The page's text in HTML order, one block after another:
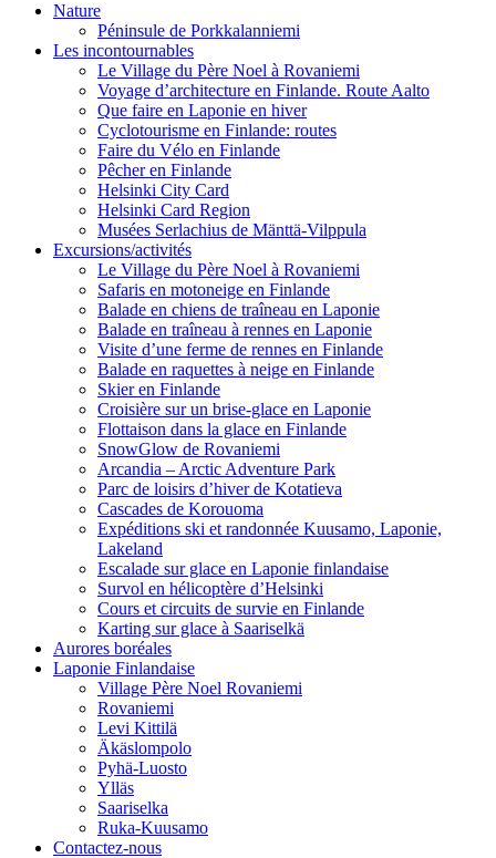
Nature
Péninsule de Porkkalanniemi
Les incontournables
Le Village du Père Noel à Rovaniemi
Voyage d’architecture en Finlande. Route Aalto
Que faire en Laponie en hiver
Cyclotourisme en Finlande: routes
Faire du Vélo en Finlande
Pêcher en Finlande
Helsinki City Card
Helsinki Card Region
Musées Serlachius de Mänttä-Vilppula
Excursions/activités
Le Village du Père Noel à Rovaniemi
Safaris en motoneige en Finlande
Balade en chiens de traîneau en Laponie
Balade en traîneau à rennes en Laponie
Visite d’une ferme de rennes en Finlande
Balade en raquettes à neige en Finlande
Skier en Finlande
Croisière sur un brise-glace en Laponie
Flottaison dans la glace en Finlande
SnowGlow de Rovaniemi
Arcandia – Arctic Adventure Park
Parc de loisirs d’hiver de Kotatieva
Cascades de Korouoma
Expéditions ski et randonnée Kuusamo, Laponie,
Lakeland
Escalade sur glace en Laponie finlandaise
Survol en hélicoptère d’Helsinki
Cours et circuits de survie en Finlande
Karting sur glace à Saariselkä
Aurores boréales
Laponie Finlandaise
Village Père Noel Rovaniemi
Rovaniemi
Levi Kittilä
Äkäslompolo
Pyhä-Luosto
Ylläs
Saariselka
Ruka-Kuusamo
Contactez-nous